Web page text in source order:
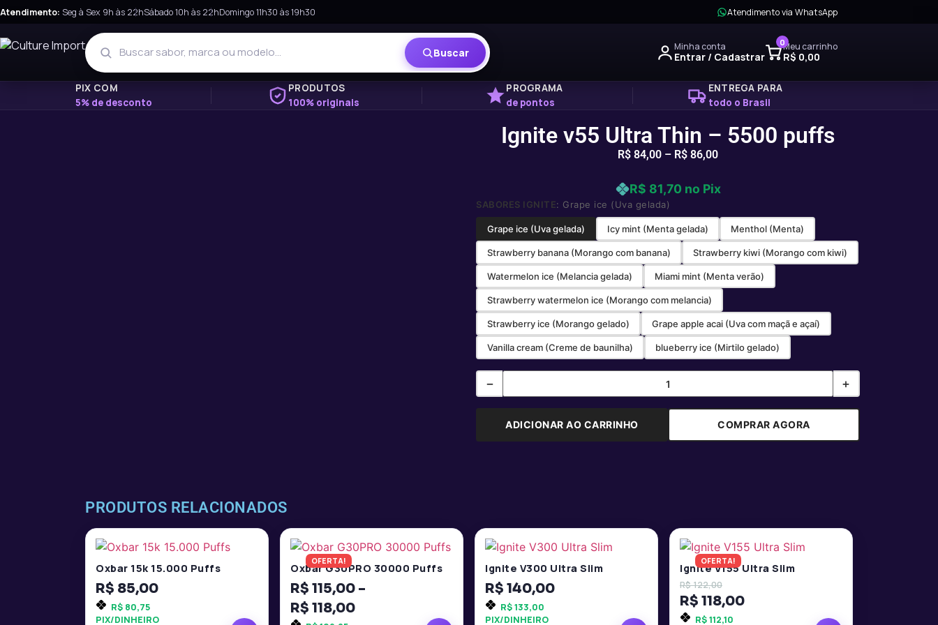
Atendimento: Seg à Sex 9h às 22hSábado 10h às 22hDomingo 11h30 às 19h30 Atendimento via WhatsApp
Buscar Minha conta
Entrar / Cadastrar
0Meu carrinho
R$ 0,00
PIX COM
5% de desconto
PRODUTOS
100% originais
PROGRAMA
de pontos
ENTREGA PARA
todo o Brasil
Ignite v55 Ultra Thin – 5500 puffs
R$ 84,00 – R$ 86,00
R$ 81,70 no Pix
SABORES IGNITE: Grape ice (Uva gelada)
Grape ice (Uva gelada) Icy mint (Menta gelada) Menthol (Menta)
Strawberry banana (Morango com banana) Strawberry kiwi (Morango com kiwi)
Watermelon ice (Melancia gelada) Miami mint (Menta verão)
Strawberry watermelon ice (Morango com melancia)
Strawberry ice (Morango gelado) Grape apple acai (Uva com maçã e açaí)
Vanilla cream (Creme de baunilha) blueberry ice (Mirtilo gelado)
− +
ADICIONAR AO CARRINHO COMPRAR AGORA
PRODUTOS RELACIONADOS
Oxbar 15k 15.000 Puffs
R$ 85,00
R$ 80,75
PIX/DINHEIRO
OFERTA!
Oxbar G30PRO 30000 Puffs
R$ 115,00 –
R$ 118,00
Ignite V300 Ultra Slim
R$ 140,00
R$133,00
PIX/DINHEIRO
OFERTA!
Ignite V155 Ultra Slim
R$122,00
R$ 118,00
R$112,10